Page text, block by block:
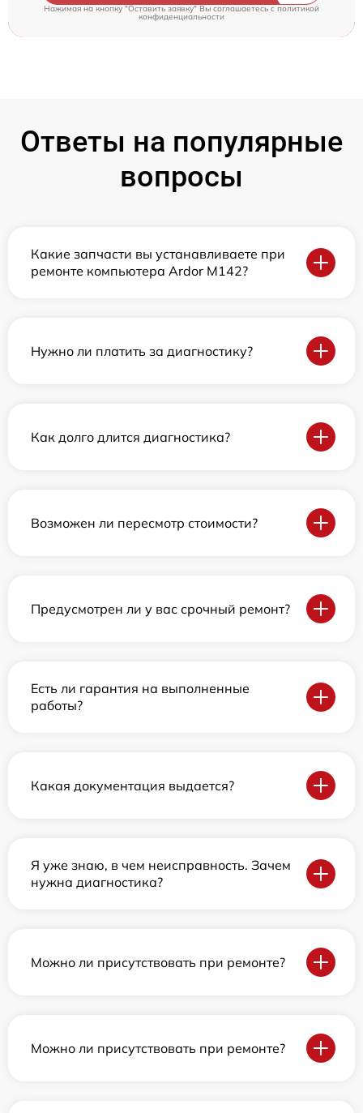
Нажимая на кнопку "Оставить заявку" Вы соглашаетесь cполитикой
конфиденциальности
Ответы на популярные
вопросы
Какие запчасти вы устанавливаете при
ремонте компьютера Ardor M142?
Нужно ли платить за диагностику?
Как долго длится диагностика?
Возможен ли пересмотр стоимости?
Предусмотрен ли у вас срочный ремонт?
Есть ли гарантия на выполненные
работы?
Какая документация выдается?
Я уже знаю, в чем неисправность. Зачем
нужна диагностика?
Можно ли присутствовать при ремонте?
Можно ли присутствовать при ремонте?